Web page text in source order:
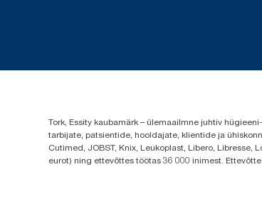
Tork, Essity kaubamärk – ülemaailmne juhtiv
tarbijate, patsientide, hooldajate, klientide ja
Cutimed, JOBST, Knix, Leukoplast, Libero, Libresse,
eurot) ning ettevõttes töötas 36 000 inimest.